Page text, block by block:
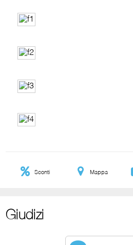
Sconti Mappa
Giudizi